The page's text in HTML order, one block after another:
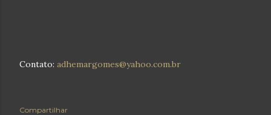
Contato: adhemargomes@yahoo.com.br
Compartilhar